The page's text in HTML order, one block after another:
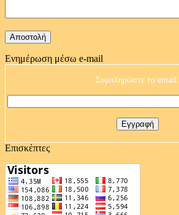
Ενημέρωση μέσω e-mail
Συμπληρώστε το email:
Επισκέπτες